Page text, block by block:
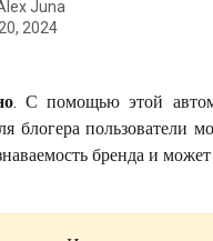
Juna
2024
. С помощью этой
блогера пользователи
бренда и